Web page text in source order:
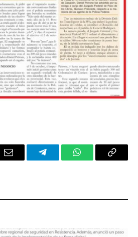
Email TelegramWhatsAppCopy